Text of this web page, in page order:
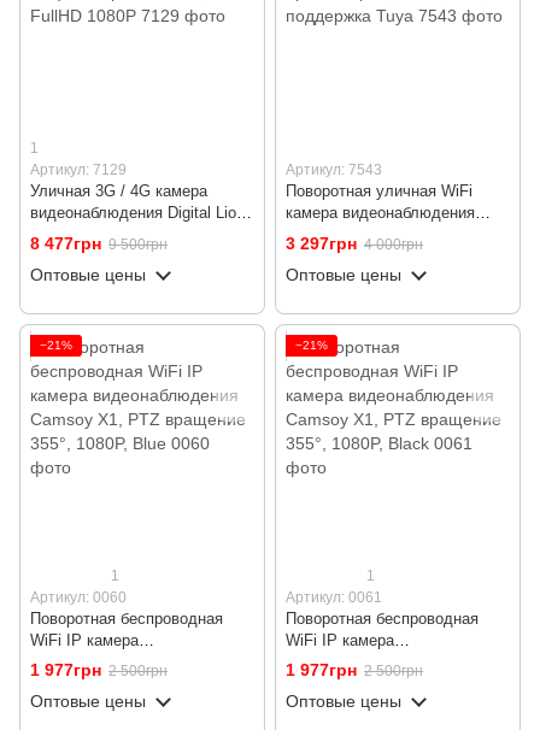
1
Артикул: 7129
Уличная 3G / 4G камера
видеонаблюдения Digital Lion
NC49G-EU (5 Мп / 10x),
поворотная PTZ, FullHD 1080P
8 477грн 9 500грн
Оптовые цены
Артикул: 7543
Поворотная уличная WiFi
камера видеонаблюдения
USmart OPC-01W, с
прожектором, 3 МП, PTZ,
поддержка Tuya
3 297грн 4 000грн
Оптовые цены
−21%
1
Артикул: 0060
Поворотная беспроводная
WiFi IP камера
видеонаблюдения Camsoy X1,
PTZ вращение 355°, 1080P,
Blue
1 977грн 2 500грн
Оптовые цены
−21%
1
Артикул: 0061
Поворотная беспроводная
WiFi IP камера
видеонаблюдения Camsoy X1,
PTZ вращение 355°, 1080P,
Black
1 977грн 2 500грн
Оптовые цены